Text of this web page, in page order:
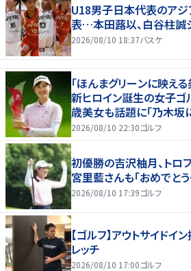
U18男子日本代表のア
表…本田蕗以、白谷柱誠
2026/08/10 18:37バスケ
「ほんまグリーンに映え
新ヒロイン誕生の女子ゴ
歳美女も話題に「乃木坂
い」「スーツもお似合いです
2026/08/10 22:30ゴルフ
初優勝の吉沢柚月、トロ
宮里藍さんも「おめでとう
2026/08/10 17:39ゴルフ
【ゴルフ】アウトサイドイ
レッチ
2026/08/10 17:00ゴルフ